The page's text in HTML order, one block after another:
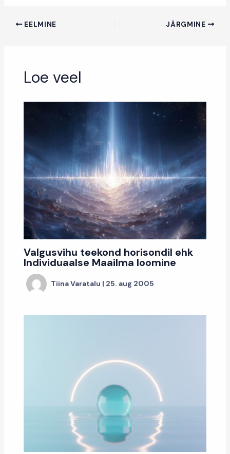
EELMINE JÄRGMINE
Loe veel
Valgusvihu teekond horisondil ehk
Individuaalse Maailma loomine
Tiina Varatalu | 25. aug 2005